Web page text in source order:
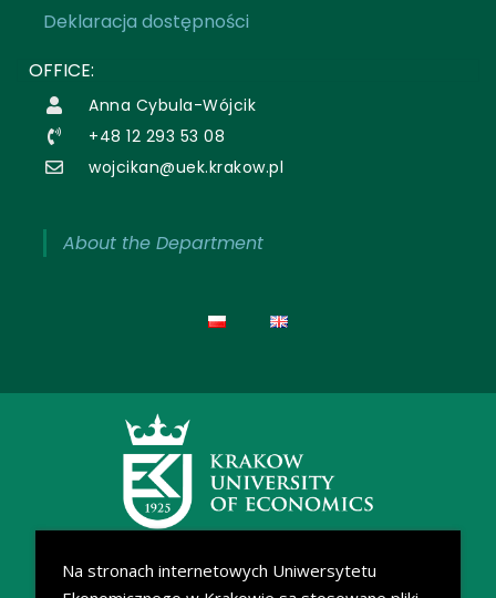
Deklaracja dostępności
OFFICE:
Anna Cybula-Wójcik
+48 12 293 53 08
wojcikan@uek.krakow.pl
About the Department
Na stronach internetowych Uniwersytetu